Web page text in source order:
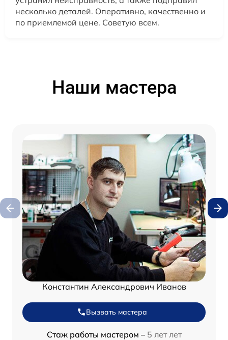
несколько деталей. Оперативно, качественно и
по приемлемой цене. Советую всем.
Наши мастера
Константин Александрович Иванов
Вызвать мастера
Стаж работы мастером – 5 лет лет